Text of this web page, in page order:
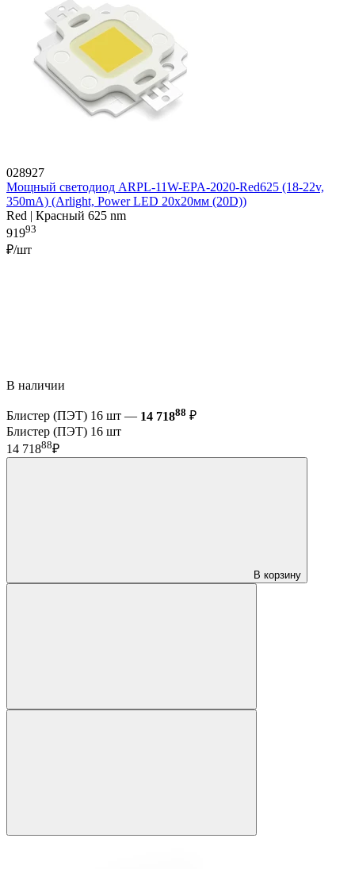
028927
Мощный светодиод ARPL-11W-EPA-2020-Red625 (18-22v,
350mA) (Arlight, Power LED 20x20мм (20D))
Red | Красный 625 nm
91993
₽/шт
В наличии
Блистер (ПЭТ) 16 шт — 14 71888 ₽
Блистер (ПЭТ) 16 шт
14 71888₽
В корзину